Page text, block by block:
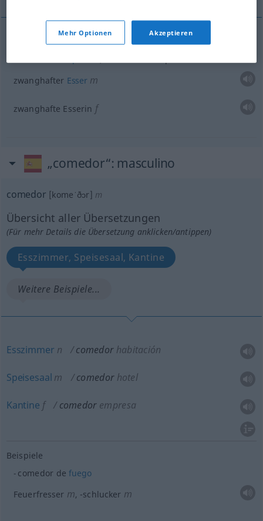
zwanghafter Esserm
zwanghafte Esserin f
„comedor“: masculino
comedor [komeˈðɔr] m
Übersicht aller Übersetzungen
(Für mehr Details die Übersetzung anklicken/antippen)
Esszimmer, Speisesaal, Kantine
Weitere Beispiele...
Esszimmer n comedor habitación
Speisesaal m comedor hotel
Kantine f comedor empresa
Beispiele
comedor defuego
Feuerfresser m, -schlucker m
Mehr Optionen Akzeptieren